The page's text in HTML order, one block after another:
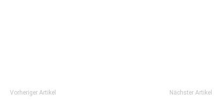
Vorheriger Artikel Nächster Artikel